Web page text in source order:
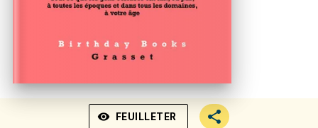
visibility FEUILLETER